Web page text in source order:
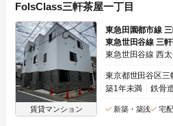
FolsClass三軒茶屋一丁目
賃貸マンション
東急田園都市線
東急世田谷線 三
東急世田谷線 西
東京都世田谷区三
築1年未満
鉄骨
新築・築浅 宅